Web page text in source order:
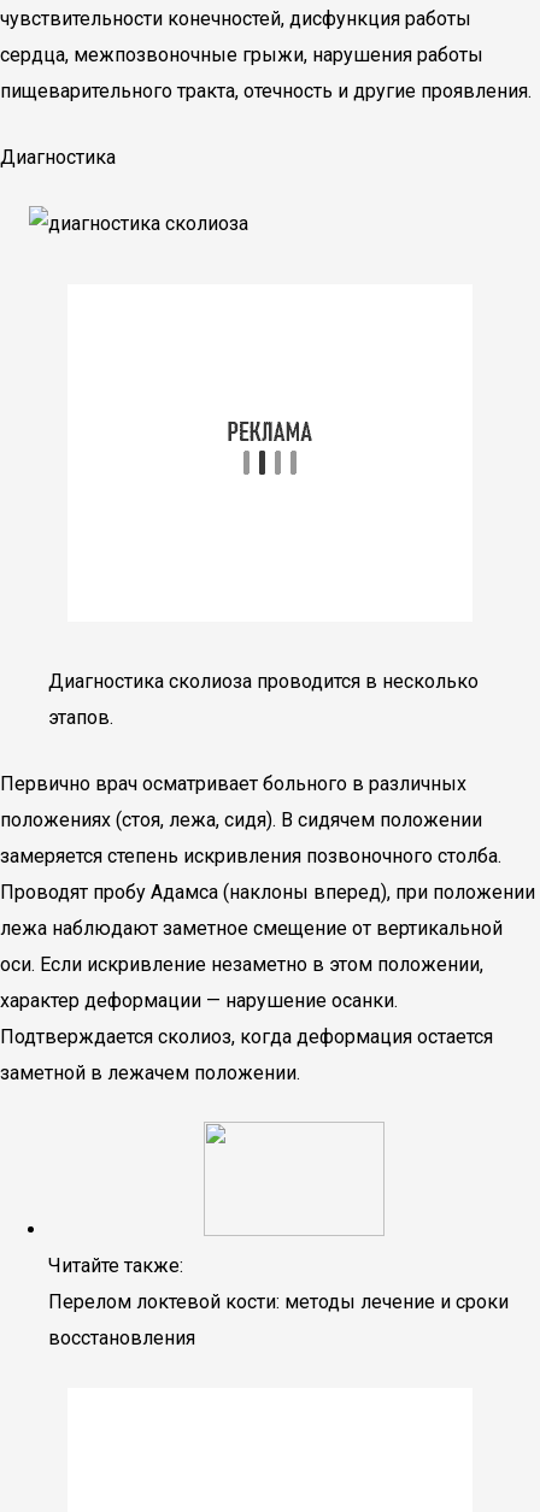
чувствительности конечностей, дисфункция работы
сердца, межпозвоночные грыжи, нарушения работы
пищеварительного тракта, отечность и другие проявления.
Диагностика
Диагностика сколиоза проводится в несколько
этапов.
Первично врач осматривает больного в различных
положениях (стоя, лежа, сидя). В сидячем положении
замеряется степень искривления позвоночного столба.
Проводят пробу Адамса (наклоны вперед), при положении
лежа наблюдают заметное смещение от вертикальной
оси. Если искривление незаметно в этом положении,
характер деформации — нарушение осанки.
Подтверждается сколиоз, когда деформация остается
заметной в лежачем положении.
Читайте также:
Перелом локтевой кости: методы лечение и сроки
восстановления